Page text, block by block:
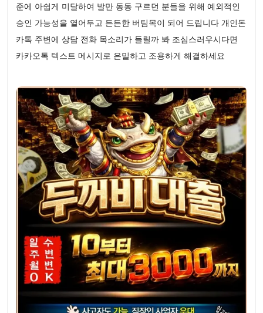
준에 아쉽게 미달하여 발만 동동 구르던 분들을 위해 예외적인
승인 가능성을 열어두고 든든한 버팀목이 되어 드립니다 개인돈
카톡 주변에 상담 전화 목소리가 들릴까 봐 조심스러우시다면
카카오톡 텍스트 메시지로 은밀하고 조용하게 해결하세요